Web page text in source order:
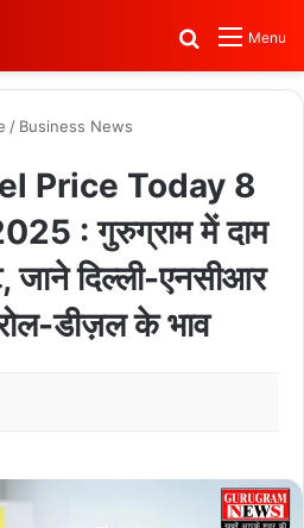
Menu
Search for
/ Business News
Price Today 8
: गुरुग्राम में दाम
जाने दिल्ली-एनसीआर
डीज़ल के भाव